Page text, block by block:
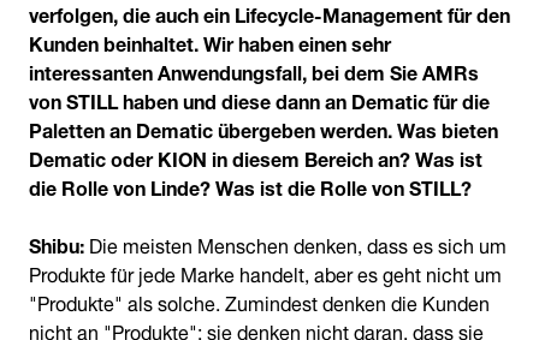
verfolgen, die auch ein Lifecycle-Management für den
Kunden beinhaltet. Wir haben einen sehr
interessanten Anwendungsfall, bei dem Sie AMRs
von STILL haben und diese dann an Dematic für die
Paletten an Dematic übergeben werden. Was bieten
Dematic oder KION in diesem Bereich an? Was ist
die Rolle von Linde? Was ist die Rolle von STILL?
Shibu:Die meisten Menschen denken, dass es sich um
Produkte für jede Marke handelt, aber es geht nicht um
"Produkte" als solche. Zumindest denken die Kunden
nicht an "Produkte"; sie denken nicht daran, dass sie